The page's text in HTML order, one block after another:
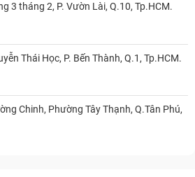
3 tháng 2, P. Vườn Lài, Q.10, Tp.HCM.
Thái Học, P. Bến Thành, Q.1, Tp.HCM.
Chinh, Phường Tây Thạnh, Q.Tân Phú,